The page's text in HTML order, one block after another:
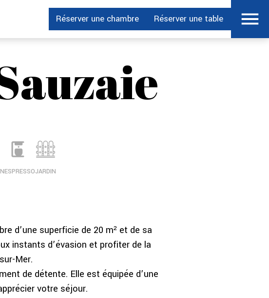
Réserver une chambre Réserver une table
NESPRESSOJARDIN
d’une superficie de 20 m² et de sa
instants d’évasion et profiter de la
Mer.
de détente. Elle est équipée d’une
votre séjour.